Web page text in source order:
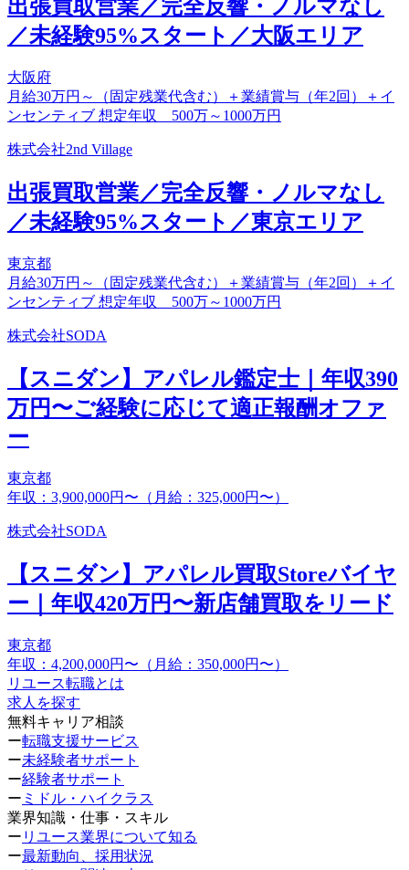
出張買取営業／完全反響・ノルマなし
／未経験95%スタート／大阪エリア
大阪府
月給30万円～（固定残業代含む）＋業績賞与（年2回）＋イ
ンセンティブ 想定年収 500万～1000万円
株式会社2nd Village
出張買取営業／完全反響・ノルマなし
／未経験95%スタート／東京エリア
東京都
月給30万円～（固定残業代含む）＋業績賞与（年2回）＋イ
ンセンティブ 想定年収 500万～1000万円
株式会社SODA
【スニダン】アパレル鑑定士｜年収390
万円〜ご経験に応じて適正報酬オファ
ー
東京都
年収：3,900,000円〜（月給：325,000円〜）
株式会社SODA
【スニダン】アパレル買取Storeバイヤ
ー｜年収420万円〜新店舗買取をリード
東京都
年収：4,200,000円〜（月給：350,000円〜）
リユース転職とは
求人を探す
無料キャリア相談
ー転職支援サービス
ー未経験者サポート
ー経験者サポート
ー ミドル・ハイクラス
業界知識・仕事・スキル
ー リユース業界について知る
ー最新動向、採用状況